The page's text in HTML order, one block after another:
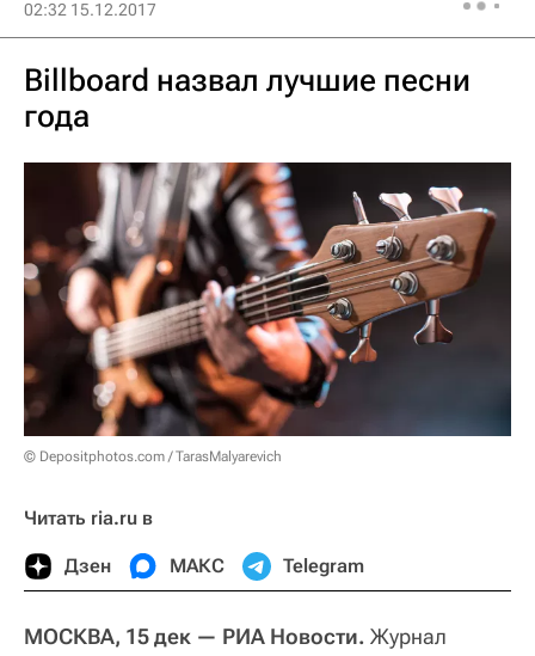
02:32 15.12.2017
Billboard назвал лучшие песни
года
© Depositphotos.com / TarasMalyarevich
Читать ria.ru в
Дзен МАКС Telegram
МОСКВА, 15 дек — РИА Новости. Журнал